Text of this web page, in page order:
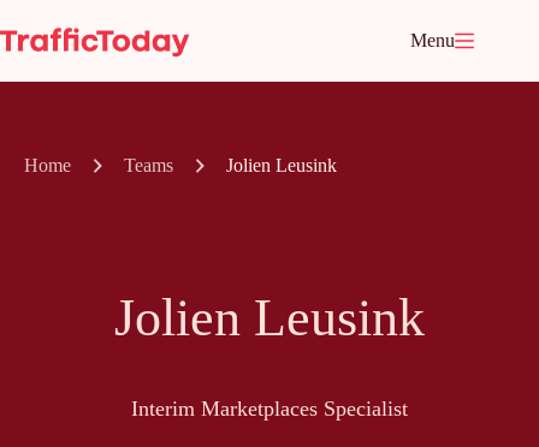
naar
de
Menu
Home Teams Jolien Leusink
Jolien Leusink
Interim Marketplaces Specialist